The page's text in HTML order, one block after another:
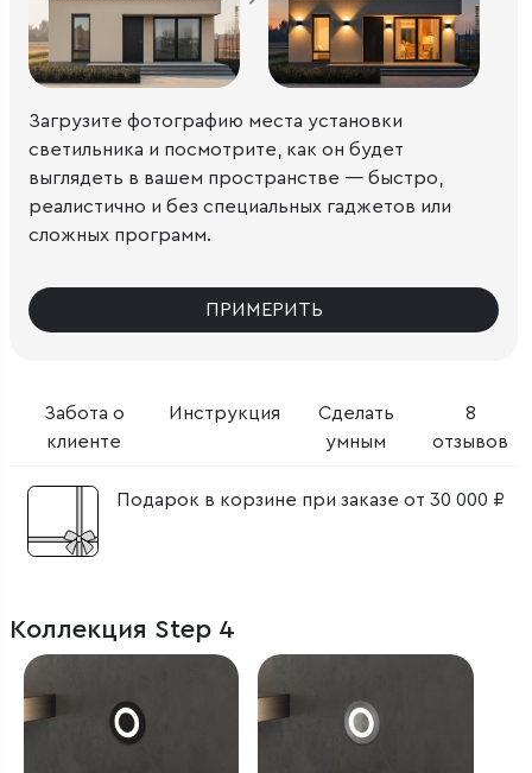
Забота о
клиенте
Инструкция
Сделать
умным
8
отзывов
Подарок в корзине при заказе от 30 000 ₽
Загрузите фотографию места установки
светильника и посмотрите, как он будет
выглядеть в вашем пространстве — быстро,
реалистично и без специальных гаджетов или
сложных программ.
ПРИМЕРИТЬ
Коллекция Step 4